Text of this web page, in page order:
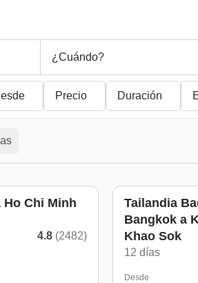
¿Cuándo?
Precio Duración
Ho Chi Minh
4.8 (2482)
Tailandia
Bangkok a
Khao Sok
12 días
Desde